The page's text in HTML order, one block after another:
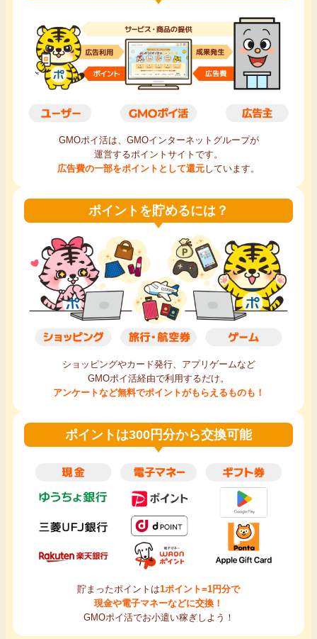
GMOポイ活は、GMOインターネットグループが
運営するポイントサイトです。
広告費の一部をポイントとして還元しています。
ポイントを貯めるには？
ショッピングやカード発行、アプリゲームなど
GMOポイ活経由で利用するだけ。
アンケートなど無料でポイントがもらえるものも！
ポイントは300円分から交換可能
貯まったポイントは1ポイント=1円分で
現金や電子マネーなどに交換！
GMOポイ活でお小遣い稼ぎしよう！